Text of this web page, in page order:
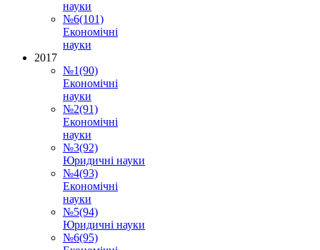
науки
№6(101)
Економічні
науки
2017
№1(90)
Економічні
науки
№2(91)
Економічні
науки
№3(92)
Юридичні науки
№4(93)
Економічні
науки
№5(94)
Юридичні науки
№6(95)